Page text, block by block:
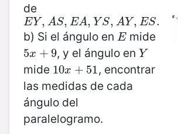
de
EY, AS, EA, Y S, AY, ES.
EY,A S,EA,YS, AY,E S.
b) Si el ángulo en E
E mide
5x + 9
5x +9 , y el ángulo enY
Y
mide 10x + 51
10x +51
, encontrar
las medidas de cada
ángulo del
paralelogramo.